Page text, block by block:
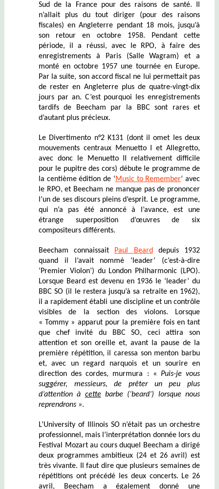
Sud de la France pour des raisons de santé. Il
n’allait plus du tout diriger (pour des raisons
fiscales) en Angleterre pendant 18 mois, jusqu’à
son retour en octobre 1958. Pendant cette
période, il a réussi, avec le RPO, à faire des
enregistrements à Paris (Salle Wagram) et a
monté en octobre 1957 une tournée en Europe.
Par la suite, son accord fiscal ne lui permettait pas
de rester en Angleterre plus de quatre-vingt-dix
jours par an. C’est pourquoi les enregistrements
tardifs de Beecham par la BBC sont rares et
d’autant plus précieux.
Le Divertimento n°2 K131 (dont il omet les deux
mouvements centraux Menuetto I et Allegretto,
avec donc le Menuetto II relativement difficile
pour le pupitre des cors) débute le programme de
la centième édition de ‘Music to Remember‘ avec
le RPO, et Beecham ne manque pas de prononcer
l’un de ses discours pleins d’esprit. Le programme,
qui n’a pas été annoncé à l’avance,est une
étrange superposition d’œuvres de six
compositeurs différents.
Beecham connaissait Paul Beard depuis 1932
quand il l’avait nommé ‘leader’ (c’est-à-dire
‘Premier Violon’) du London Philharmonic (LPO).
Lorsque Beard est devenu en 1936 le ‘leader’ du
BBC SO (il le restera jusqu’à sa retraite en 1962),
il a rapidement établi une discipline et un contrôle
visibles de la section des violons. Lorsque
« Tommy » apparut pour la première fois en tant
que chef invité du BBC SO, ceci attira son
attention et son oreille et, avant la pause de la
première répétition, il caressa son menton barbu
et, avec un regard narquois et un sourire en
direction des cordes, murmura : « Puis-je vous
suggérer, messieurs, de prêter un peu plus
d’attention à cettebarbe (‘beard’) lorsque nous
reprendrons ».
L’University of Illinois SO n’était pas un orchestre
professionnel, mais l’interprétation donnée lors du
Festival Mozart au cours duquel Beecham a dirigé
deux programmes ambitieux (24 et 26 avril) est
très vivante. Il faut dire que plusieurs semaines de
répétitions ont précédé les deux concerts. Le 26
avril, Beecham a également donné une